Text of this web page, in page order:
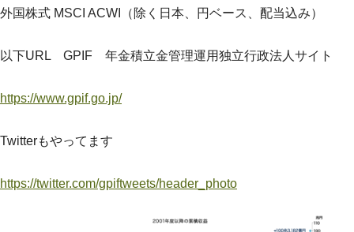
外国株式 MSCI ACWI（除く日本、円ベース、配当込み）
以下URL GPIF 年金積立金管理運用独立行政法人サイト
https://www.gpif.go.jp/
Twitterもやってます
https://twitter.com/gpiftweets/header_photo